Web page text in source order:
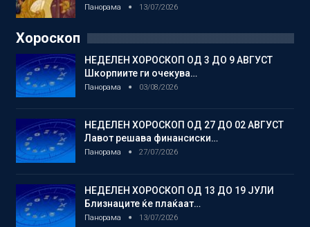
Панорама 13/07/2026
Хороскоп
НЕДЕЛЕН ХОРОСКОП ОД 3 ДО 9 АВГУСТ
Шкорпиите ги очекува…
Панорама 03/08/2026
НЕДЕЛЕН ХОРОСКОП ОД 27 ДО 02 АВГУСТ
Лавот решава финансиски…
Панорама 27/07/2026
НЕДЕЛЕН ХОРОСКОП ОД 13 ДО 19 ЈУЛИ
Близнаците ќе плаќаат…
Панорама 13/07/2026